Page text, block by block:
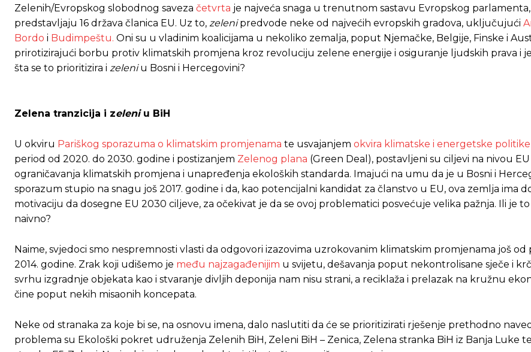
[wpuf_form id=”7463”]
[wpuf_form id=”7463”]
Zelenih/Evropskog slobodnog saveza četvrta je najveća snaga u trenutnom sastavu Evropskog parlamenta,
predstavljaju 16 država članica EU. Uz to, zelenipredvode neke od najvećih evropskih gradova, uključujući
Bordo i Budimpeštu. Oni su u vladinim koalicijama u nekoliko zemalja, poput Njemačke, Belgije, Finske i
prirotizirajući borbu protiv klimatskih promjena kroz revoluciju zelene energije i osiguranje ljudskih prava i
šta se to prioritizira i zeleniu Bosni i Hercegovini?
Zelena tranzicija i zeleni u BiH
U okviru Pariškog sporazuma o klimatskim promjenama te usvajanjem okvira klimatske i energetske politike
period od 2020. do 2030. godine i postizanjem Zelenog plana (Green Deal), postavljeni su ciljevi na nivou EU
ograničavanja klimatskih promjena i unapređenja ekoloških standarda. Imajući na umu da je u Bosni i
sporazum stupio na snagu još 2017. godine i da, kao potencijalni kandidat za članstvo u EU, ova zemlja ima
motivaciju da dosegne EU 2030 ciljeve, za očekivat je da se ovoj problematici posvećuje velika pažnja. Ili je
naivno?
Naime, svjedoci smo nespremnosti vlasti da odgovori izazovima uzrokovanim klimatskim promjenama još od
2014. godine. Zrak koji udišemo je među najzagađenijim u svijetu, dešavanja poput nekontrolisane sječe i
svrhu izgradnje objekata kao i stvaranje divljih deponija nam nisu strani, a reciklaža i prelazak na kružnu
čine poput nekih misaonih koncepata.
Neke od stranaka za koje bi se, na osnovu imena, dalo naslutiti da će se prioritizirati rješenje prethodno
problema su Ekološki pokret udruženja Zelenih BiH, Zeleni BiH – Zenica, Zelena stranka BiH iz Banja Luke